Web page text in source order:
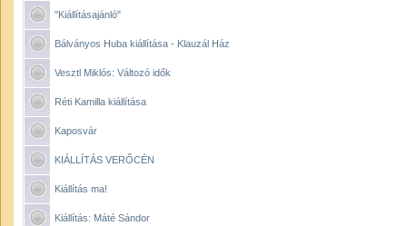
"Kiállításajánló"
Bálványos Huba kiállítása - Klauzál Ház
Vesztl Miklós: Változó idők
Réti Kamilla kiállítása
Kaposvár
KIÁLLÍTÁS VERŐCÉN
Kiállítás ma!
Kiállítás: Máté Sándor